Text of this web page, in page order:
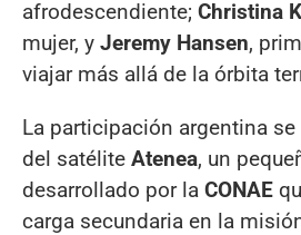
afrodescendiente; Christina
mujer, y Jeremy Hansen,
viajar más allá de la órbita
La participación argentina
del satélite Atenea, un
desarrollado por la CONAE
carga secundaria en la